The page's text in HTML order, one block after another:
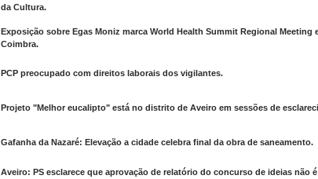
da Cultura.
Exposição sobre Egas Moniz marca World Health Summit Regional Meeting
Coimbra.
PCP preocupado com direitos laborais dos vigilantes.
Projeto "Melhor eucalipto" está no distrito de Aveiro em sessões de
Gafanha da Nazaré: Elevação a cidade celebra final da obra de saneamento.
Aveiro: PS esclarece que aprovação de relatório do concurso de ideias não